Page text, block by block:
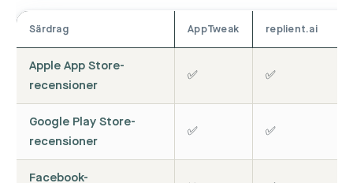
Särdrag AppTweak replient.ai
Apple App Store-
recensioner
✅ ✅
Google Play Store-
recensioner
✅ ✅
Facebook-